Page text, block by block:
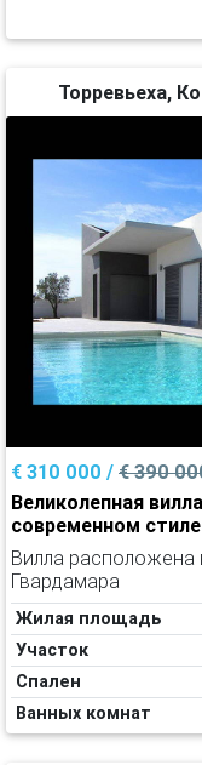
Торревьеха,
€ 310 000 / € 390
Великолепная
современном
Вилла расположена
Гвардамара
Жилая площадь
Участок
Спален
Ванных комнат